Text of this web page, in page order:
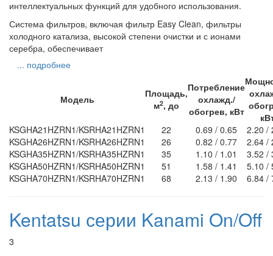
интеллектуальных функций для удобного использования.
Система фильтров, включая фильтр Easy Clean, фильтры
холодного катализа, высокой степени очистки и с ионами
серебра, обеспечивает
... подробнее
Модель
Площадь,
м2, до
Потребление
охлажд./
обогрев, кВт
KSGHA21HZRN1/KSRHA21HZRN1
22 0.69 / 0.65
2.20 /
KSGHA26HZRN1/KSRHA26HZRN1
26 0.82 / 0.77
2.64 /
KSGHA35HZRN1/KSRHA35HZRN1
35 1.10 / 1.01
3.52 /
KSGHA50HZRN1/KSRHA50HZRN1
51 1.58 / 1.41
5.10 /
KSGHA70HZRN1/KSRHA70HZRN1
68 2.13 / 1.90 6.84 /
Kentatsu серии Kanami On/Off
3